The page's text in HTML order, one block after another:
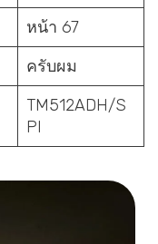
หน้า 67
ครับผม
TM512ADH/S
PI